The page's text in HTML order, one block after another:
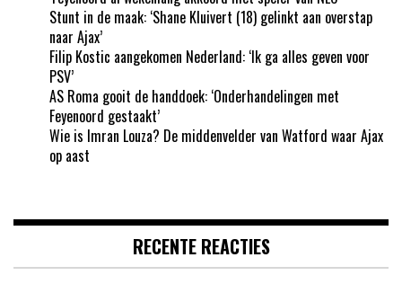
Stunt in de maak: ‘Shane Kluivert (18) gelinkt aan overstap
naar Ajax’
Filip Kostic aangekomen Nederland: ‘Ik ga alles geven voor
PSV’
AS Roma gooit de handdoek: ‘Onderhandelingen met
Feyenoord gestaakt’
Wie is Imran Louza? De middenvelder van Watford waar Ajax
op aast
RECENTE REACTIES